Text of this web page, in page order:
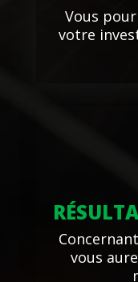
Vous
votre
vous